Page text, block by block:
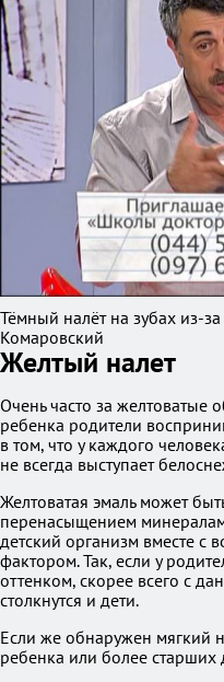
Тёмный налёт на зубах из-
Комаровский
Желтый налет
Очень часто за желтоватые
ребенка родители
в том, что у каждого
не всегда выступает
Желтоватая эмаль может
перенасыщением
детский организм вместе с
фактором. Так, если у
оттенком, скорее всего с
столкнутся и дети.
Если же обнаружен мягкий
ребенка или более старших